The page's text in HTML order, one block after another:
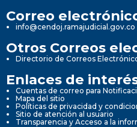
Correo
info@cendoj.ramajudicial.gov.co
Otros Correos
Directorio de Correos
Enlaces de
Cuentas de correo para
Mapa del sitio
Políticas de privacidad y
Sitio de atención al usuario
Transparencia y Acceso a la